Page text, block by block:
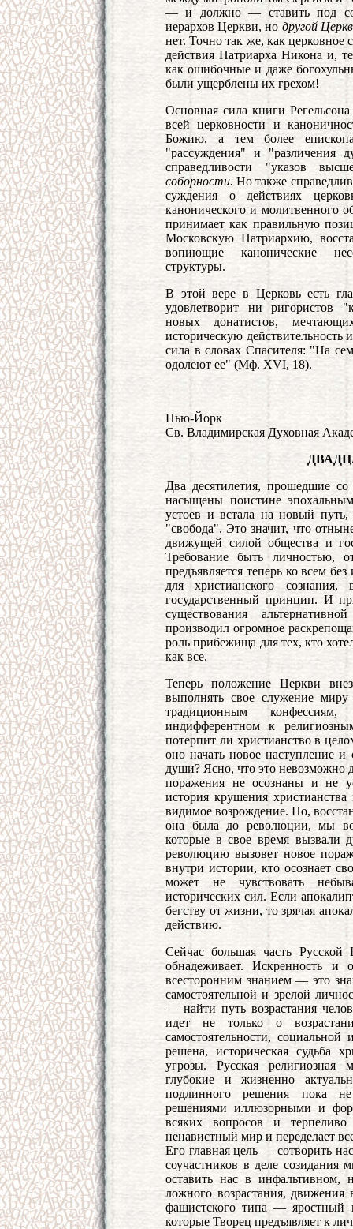
— и должно — ставить под
иерархов Церкви, но другой
нет. Точно так же, как церковное
действия Патриарха Никона и,
как ошибочные и даже
были ущерблены их грехом!
Основная сила книги
всей церковности и
Божию, а тем более
"рассуждения" и "различения
справедливости "указов
соборности.Но также
суждения о действиях
канонического и молитвенного
принимает как правильную
Московскую Патриархию,
вопиющие канонические
структуры.
В этой вере в Церковь есть
удовлетворит ни ригористов
новых донатистов,
историческую
сила в словах Спасителя: "На
одолеют ее" (Мф. XVI, 18).
Нью-Йорк
Св. Владимирская Духовная
Два десятилетия, прошедшие
насыщены поистине
устоев и встала на новый
"свобода". Это значит, что
движущей силой общества и
Требование быть личностью,
предъявляется теперь ко всем
для христианского
государственный принцип. И
существования
производил огромное
роль прибежища для тех, кто
как все.
Теперь положение Церкви
выполнять свое служение
традиционным
индифферентном к
потерпит ли христианство в
оно начать новое наступление и
души? Ясно, что это невозможно
поражения не осознаны и не
история крушения
видимое возрождение. Но,
она была до революции, мы
которые в свое время вызвали
революцию вызовет новое
внутри истории, кто осознает
может не чувствовать
исторических сил. Если
бегству от жизни, то зрячая
действию.
Сейчас большая часть
обнадеживает. Искренность и
всесторонним знанием — это
самостоятельной и зрелой
— найти путь возрастания
идет не только о
самостоятельности,
решена, историческая судьба
угрозы. Русская
глубокие и жизненно
подлинного решения пока
решениями иллюзорными и
всяких вопросов и
ненавистный мир и переделает
Его главная цель — сотворить
соучастников в деле созидания
оставить нас в инфальтивном,
ложного возрастания, движения
фашистского типа — яростный
которые Творец предъявляет к